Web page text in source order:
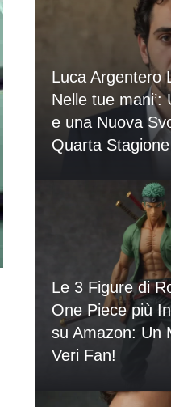
Luca Argentero
Nelle tue mani’:
e una Nuova
Quarta Stagione
Le 3 Figure di
One Piece più
su Amazon: Un
Veri Fan!